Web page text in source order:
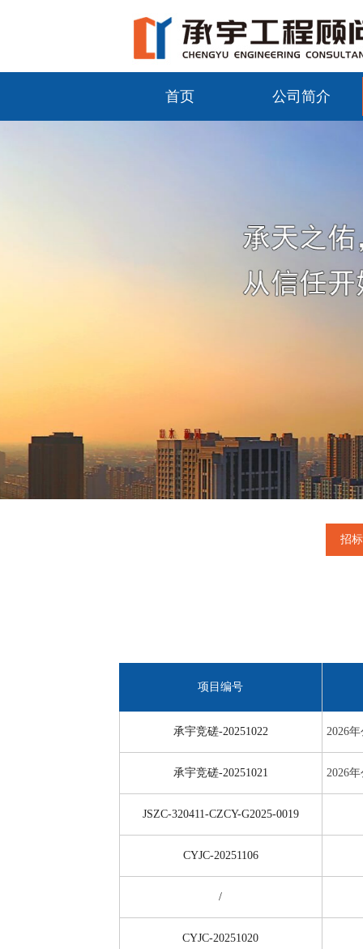
首页 公司简介
招
项目编号
承宇竞磋-20251022 2026
承宇竞磋-20251021 2026
JSZC-320411-CZCY-G2025-0019
CYJC-20251106
/
CYJC-20251020